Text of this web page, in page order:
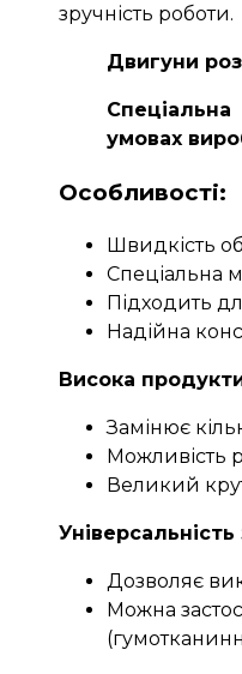
зручність роботи.
Двигуни
умовах
Особливості:
Швидкість
Спеціальна
Підходить
Надійна
Висока
Замінює
Можливість
Великий
Дозволяє
Можна